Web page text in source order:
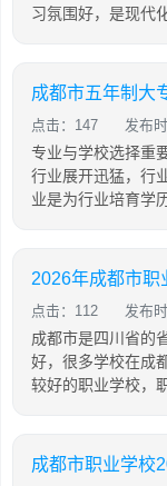
习氛围好，是现代
成都市五年制大
点击：147 发布
专业与学校选择重
行业展开迅猛，行
业是为行业培育学
2026年成都市职
点击：112 发布
成都市是四川省的
好，很多学校在成
较好的职业学校，
成都市职业学校